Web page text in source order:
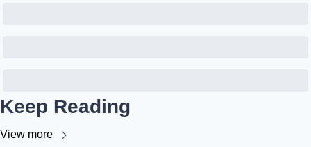
Keep Reading
View more